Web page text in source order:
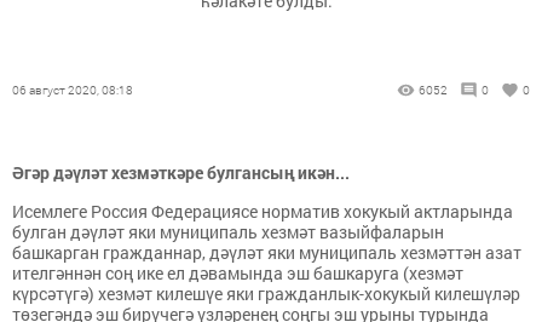
06 август 2020, 08:18 6052 0 0
Әгәр дәүләт хезмәткәре булгансың икән...
Исемлеге Россия Федерациясе норматив хокукый актларында
булган дәүләт яки муниципаль хезмәт вазыйфаларын
башкарган гражданнар, дәүләт яки муниципаль хезмәттән азат
ителгәннән соң ике ел дәвамында эш башкаруга (хезмәт
күрсәтүгә) хезмәт килешүе яки гражданлык-хокукый килешүләр
төзегәндә эш бирүчегә үзләренең соңгы эш урыны турында